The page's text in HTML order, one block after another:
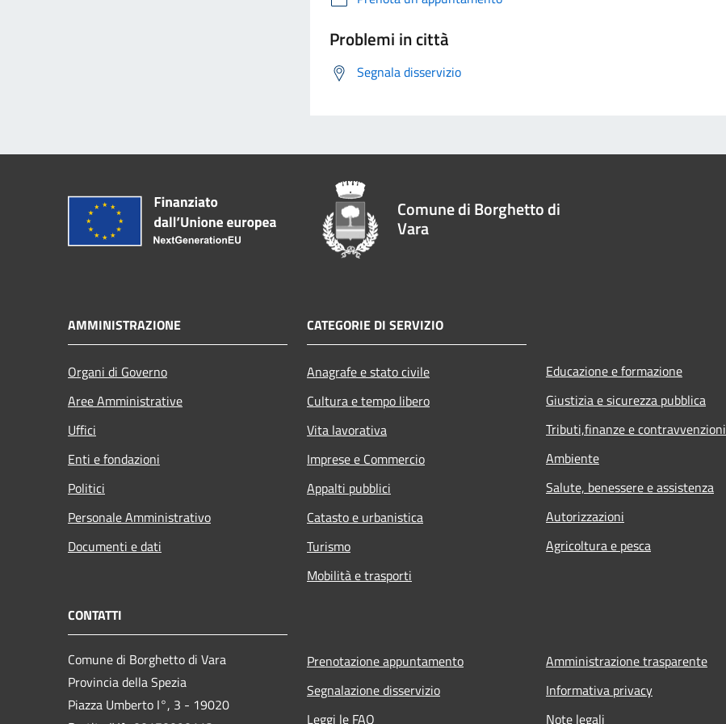
Problemi in città
Segnala disservizio
Comune di Borghetto di
Vara
AMMINISTRAZIONE
Organi di Governo
Aree Amministrative
Uffici
Enti e fondazioni
Politici
Personale Amministrativo
Documenti e dati
CATEGORIE DI SERVIZIO
Anagrafe e stato civile
Cultura e tempo libero
Vita lavorativa
Imprese e Commercio
Appalti pubblici
Catasto e urbanistica
Turismo
Mobilità e trasporti
Educazione e formazione
Giustizia e sicurezza pubblica
Tributi,finanze e contravvenzioni
Ambiente
Salute, benessere e assistenza
Autorizzazioni
Agricoltura e pesca
CONTATTI
Comune di Borghetto di Vara
Provincia della Spezia
Piazza Umberto I°, 3 - 19020
Prenotazione appuntamento
Segnalazione disservizio
Leggi le FAQ
Amministrazione trasparente
Informativa privacy
Note legali